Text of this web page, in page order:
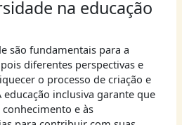
na educação
são fundamentais para a
diferentes perspectivas e
o processo de criação e
inclusiva garante que
e às